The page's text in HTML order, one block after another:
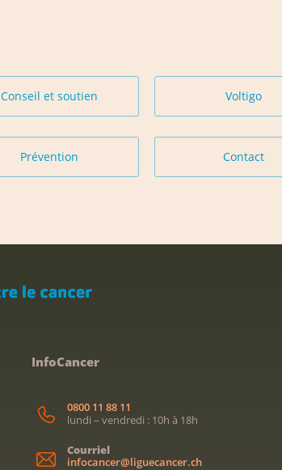
Conseil et soutien Voltigo
Prévention Contact
InfoCancer
0800 11 88 11
lundi – vendredi : 10h à 18h
Courriel
infocancer@liguecancer.ch